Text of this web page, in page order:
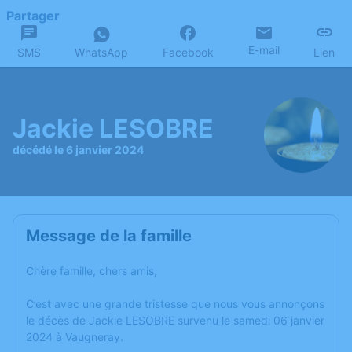
Partager
SMS WhatsApp Facebook E-mail Lien
Jackie LESOBRE
décédé le 6 janvier 2024
Message de la famille
Chère famille, chers amis,
C’est avec une grande tristesse que nous vous annonçons
le décès de Jackie LESOBRE survenu le samedi 06 janvier
2024 à Vaugneray.